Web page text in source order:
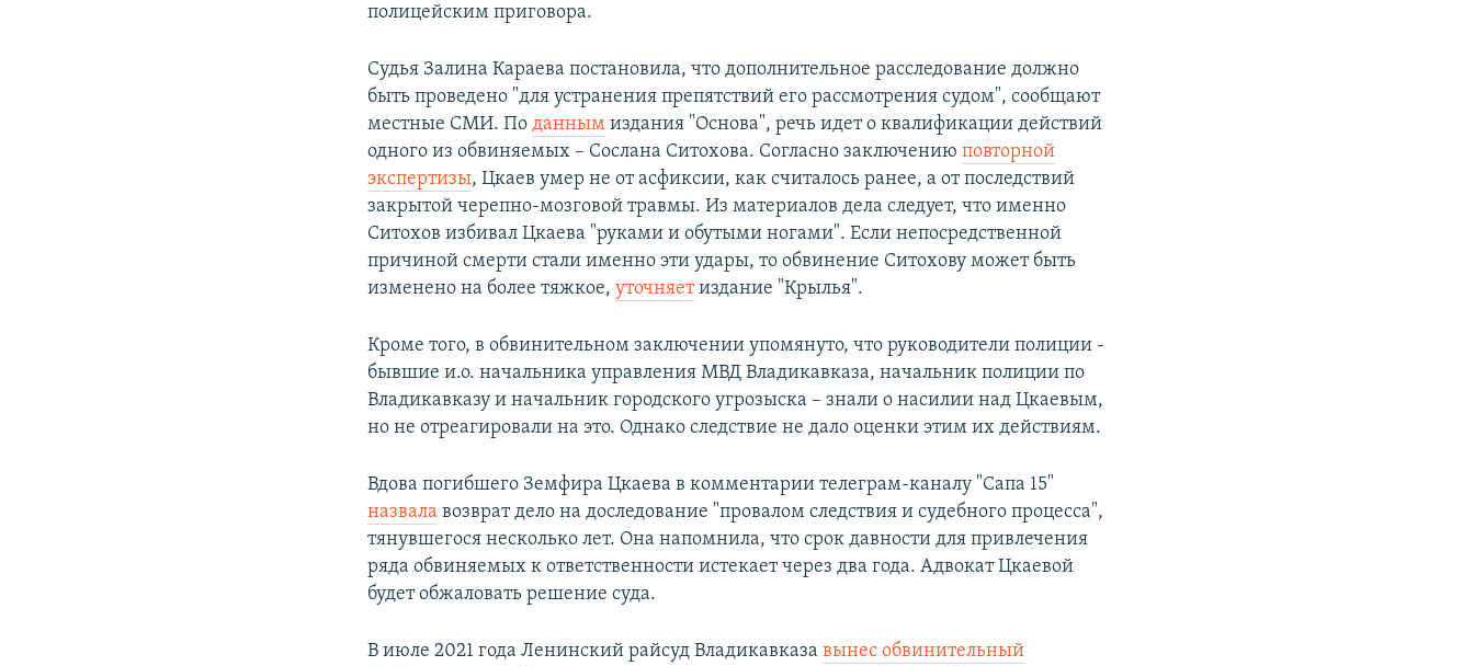
полицейским приговора.
Судья Залина Караева постановила, что дополнительное расследование должно
быть проведено "для устранения препятствий его рассмотрения судом", сообщают
местные СМИ. Поданным издания "Основа", речь идет о квалификации действий
одного из обвиняемых – Сослана Ситохова. Согласно заключениюповторной
экспертизы, Цкаев умер не от асфиксии, как считалось ранее, а от последствий
закрытой черепно-мозговой травмы. Из материалов дела следует, что именно
Ситохов избивал Цкаева "руками и обутыми ногами". Если непосредственной
причиной смерти стали именно эти удары, то обвинение Ситохову может быть
изменено на более тяжкое,уточняетиздание "Крылья".
Кроме того, в обвинительном заключении упомянуто, что руководители полиции -
бывшие и.о. начальника управления МВД Владикавказа, начальник полиции по
Владикавказу и начальник городского угрозыска – знали о насилии над Цкаевым,
но не отреагировали на это. Однако следствие не дало оценки этим их действиям.
Вдова погибшего Земфира Цкаева в комментарии телеграм-каналу "Сапа 15"
назвала возврат дело на доследование "провалом следствия и судебного процесса",
тянувшегося несколько лет. Она напомнила, что срок давности для привлечения
ряда обвиняемых к ответственности истекает через два года. Адвокат Цкаевой
будет обжаловать решение суда.
В июле 2021 года Ленинский райсуд Владикавказавынес обвинительный